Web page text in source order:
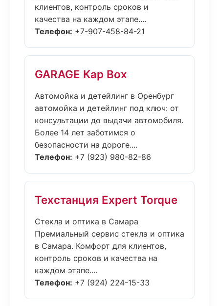
клиентов, контроль сроков и
качества на каждом этапе....
Телефон: +7-907-458-84-21
GARAGE Кар Box
Автомойка и детейлинг в Оренбург
автомойка и детейлинг под ключ: от
консультации до выдачи автомобиля.
Более 14 лет заботимся о
безопасности на дороге....
Телефон: +7 (923) 980-82-86
Техстанция Expert Torque
Стекла и оптика в Самара
Премиальный сервис стекла и оптика
в Самара. Комфорт для клиентов,
контроль сроков и качества на
каждом этапе....
Телефон: +7 (924) 224-15-33